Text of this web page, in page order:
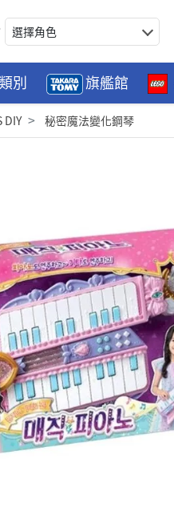
選擇角色
別 旗艦館
DIY 秘密魔法變化鋼琴